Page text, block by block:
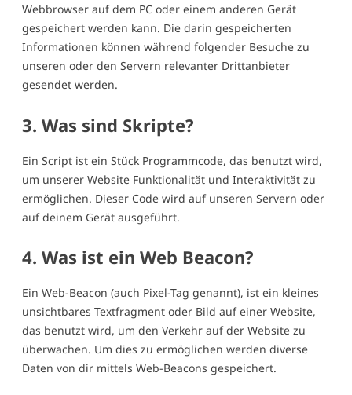
Webbrowser auf dem PC oder einem anderen Gerät
gespeichert werden kann. Die darin gespeicherten
Informationen können während folgender Besuche zu
unseren oder den Servern relevanter Drittanbieter
gesendet werden.
3. Was sind Skripte?
Ein Script ist ein Stück Programmcode, das benutzt wird,
um unserer Website Funktionalität und Interaktivität zu
ermöglichen. Dieser Code wird auf unseren Servern oder
auf deinem Gerät ausgeführt.
4. Was ist ein Web Beacon?
Ein Web-Beacon (auch Pixel-Tag genannt), ist ein kleines
unsichtbares Textfragment oder Bild auf einer Website,
das benutzt wird, um den Verkehr auf der Website zu
überwachen. Um dies zu ermöglichen werden diverse
Daten von dir mittels Web-Beacons gespeichert.